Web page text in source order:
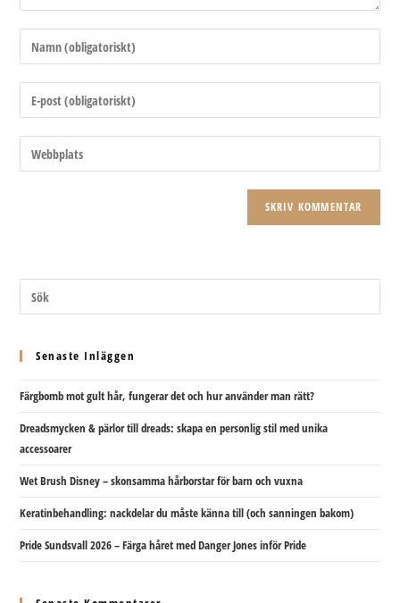
Ange
ditt
namn
eller
för
att
Ange
din
e-
postadress
Ange
URL
Senaste Inläggen
Färgbomb mot gult hår, fungerar det och hur använder man rätt?
Dreadsmycken & pärlor till dreads: skapa en personlig stil med unika
accessoarer
Wet Brush Disney – skonsamma hårborstar för barn och vuxna
Keratinbehandling: nackdelar du måste känna till (och sanningen bakom)
Pride Sundsvall 2026 – Färga håret med Danger Jones inför Pride